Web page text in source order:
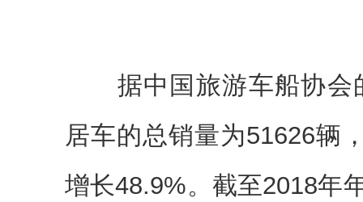
据中国旅游车船协会
居车的总销量为51626辆
增长48.9%。截至2018年